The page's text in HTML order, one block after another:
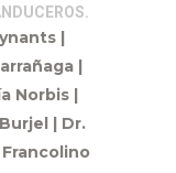
|
|
Norbis |
| Dr.